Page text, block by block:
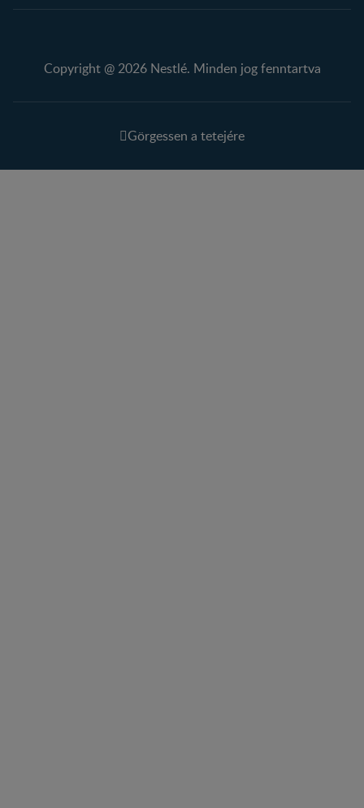
Copyright @ 2026 Nestlé. Minden jog fenntartva
Görgessen a tetejére